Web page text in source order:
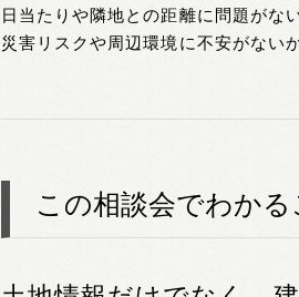
日当たりや隣地との距離に問題がな
災害リスクや周辺環境に不安がない
この相談会でわかる